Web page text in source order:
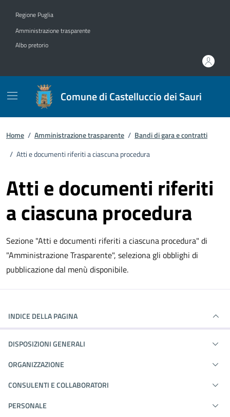
Regione Puglia
Amministrazione trasparente
Albo pretorio
Comune di Castelluccio dei Sauri
Home / Amministrazione trasparente / Bandi di gara e contratti
/ Atti e documenti riferiti a ciascuna procedura
Atti e documenti riferiti
a ciascuna procedura
Sezione "Atti e documenti riferiti a ciascuna procedura" di
"Amministrazione Trasparente", seleziona gli obblighi di
pubblicazione dal menù disponibile.
INDICE DELLA PAGINA
DISPOSIZIONI GENERALI
ORGANIZZAZIONE
CONSULENTI E COLLABORATORI
PERSONALE